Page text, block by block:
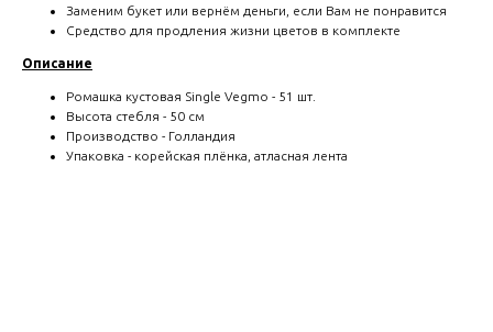
Заменим букет или вернём деньги, если Вам не понравится
Средство для продления жизни цветов в комплекте
Описание
Ромашка кустовая Single Vegmo - 51 шт.
Высота стебля - 50 см
Производство - Голландия
Упаковка - корейская плёнка, атласная лента